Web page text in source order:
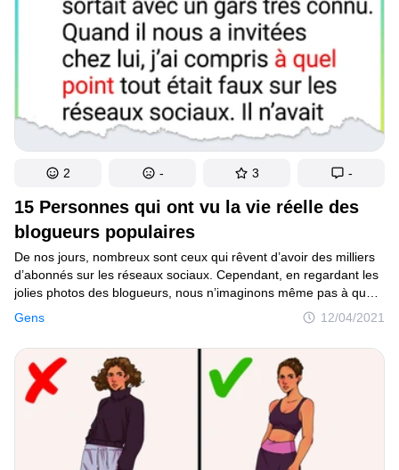
15 Personnes qui ont vu la vie réelle des
blogueurs populaires
Gens 12/04/2021
De nos jours, nombreux sont ceux qui rêvent d’avoir des milliers
d’abonnés sur les réseaux sociaux. Cependant, en regardant les
jolies photos des blogueurs, nous n’imaginons même pas à quoi
ressemble leur vie réelle. Souvent, leurs proches trouvent
insupportable d’attendre que la star d’Instagram arrive enfin
à prendre la bonne photo ou qu’elle passe son temps à regarder
son smartphone pour compter les mentions " j’aime ".
2 - 3 -